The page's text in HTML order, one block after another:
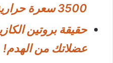
3500 سعرة حرارية
حقيقة بروتين
عضلاتك من الهدم!